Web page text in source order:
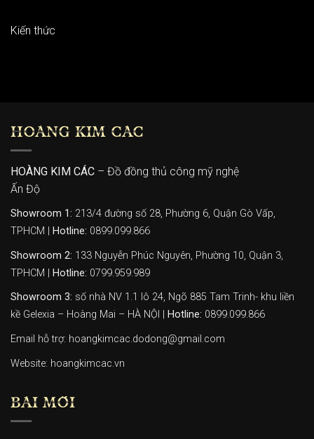
Kiến thức
HOÀNG KIM CÁC
HOÀNG KIM CÁC – Đồ đồng thủ công mỹ nghệ
Ấn Độ
Showroom 1: 213/4 đường số 28, Phường 6, Quận Gò Vấp,
TPHCM |
Hotline: 0899.099.866
Showroom 2: 133 Nguyễn Phúc Nguyên, Phường 10, Quận 3,
TPHCM |
Hotline: 0799.959.989
Showroom 3: số nhà NV 1.1 lô 24, Ngõ 885 Tam Trinh- khu liền
kề Gelexia – Hoàng Mai – HÀ NỘI |
Hotline: 0899.099.866
Email hỗ trợ: hoangkimcac.dodong@gmail.com
Website: hoangkimcac.vn
BÀI MỚI